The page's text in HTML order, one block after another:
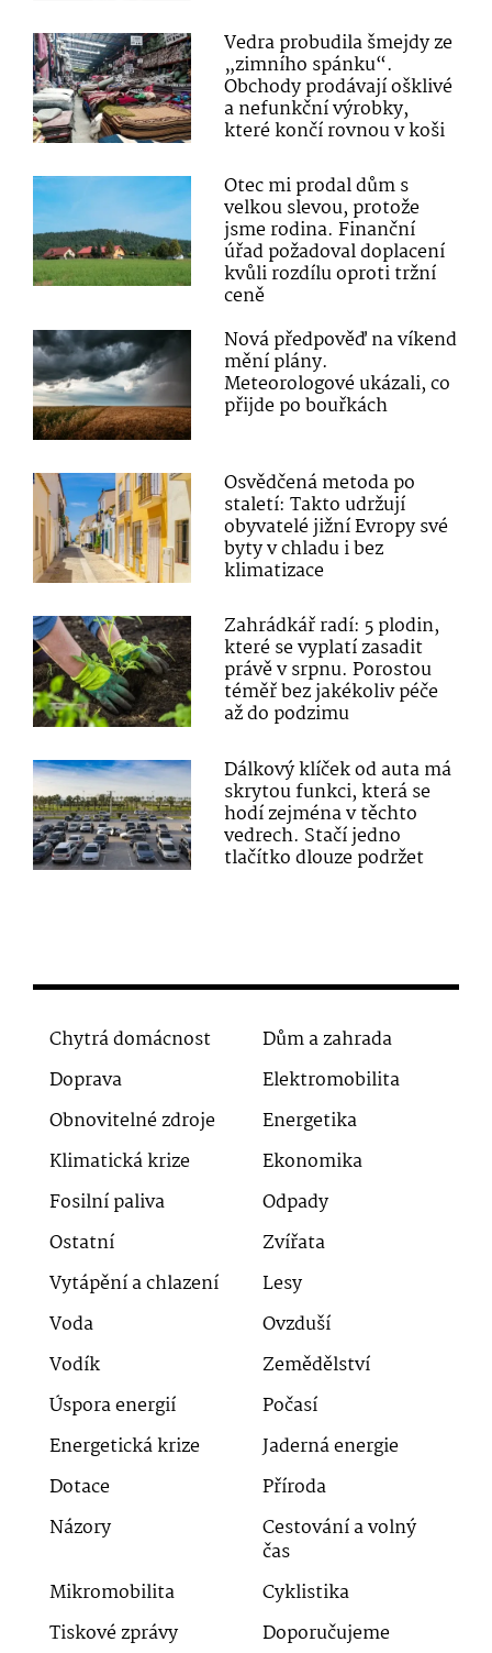
Vedra probudila šmejdy ze
„zimního spánku“.
Obchody prodávají ošklivé
a nefunkční výrobky,
které končí rovnou v koši
Otec mi prodal dům s
velkou slevou, protože
jsme rodina. Finanční
úřad požadoval doplacení
kvůli rozdílu oproti tržní
ceně
Nová předpověď na víkend
mění plány.
Meteorologové ukázali, co
přijde po bouřkách
Osvědčená metoda po
staletí: Takto udržují
obyvatelé jižní Evropy své
byty v chladu i bez
klimatizace
Zahrádkář radí: 5 plodin,
které se vyplatí zasadit
právě v srpnu. Porostou
téměř bez jakékoliv péče
až do podzimu
Dálkový klíček od auta má
skrytou funkci, která se
hodí zejména v těchto
vedrech. Stačí jedno
tlačítko dlouze podržet
Chytrá domácnost
Dům a zahrada
Doprava
Elektromobilita
Obnovitelné zdroje
Energetika
Klimatická krize
Ekonomika
Fosilní paliva
Odpady
Ostatní
Zvířata
Vytápění a chlazení
Lesy
Voda
Ovzduší
Vodík
Zemědělství
Úspora energií
Počasí
Energetická krize
Jaderná energie
Dotace
Příroda
Názory
Cestování a volný
čas
Mikromobilita
Cyklistika
Tiskové zprávy
Doporučujeme